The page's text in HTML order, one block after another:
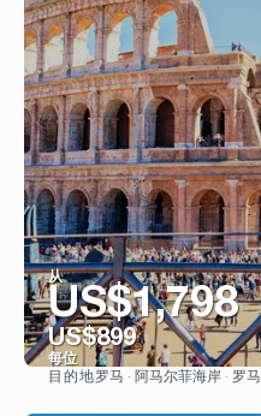
从
US$1,798
US$899
每位
目的地罗马 · 阿马尔菲海岸 · 罗马